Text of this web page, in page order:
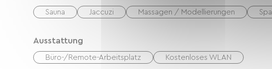
Sauna Jaccuzi Massagen / Modellierungen Spa
Ausstattung
Büro-/Remote-Arbeitsplatz Kostenloses WLAN